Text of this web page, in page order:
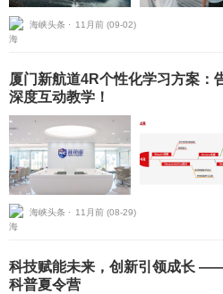
海峡头条 ⋅ 11月前 (09-02)
厦门新航道4R个性化学习方案：
深度互动教学！
海峡头条 ⋅ 11月前 (08-29)
科技赋能未来，创新引领成长
科普夏令营